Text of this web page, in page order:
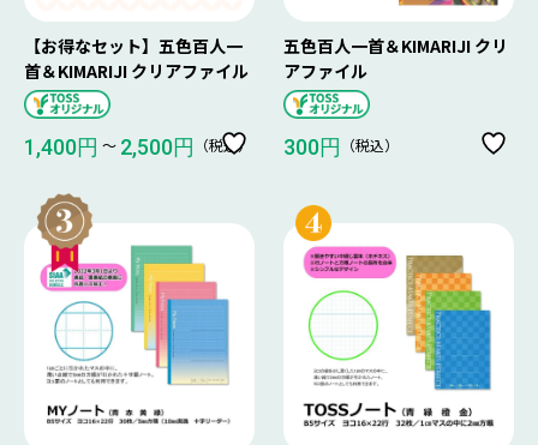
【お得なセット】五色百人一
首＆KIMARIJI クリアファイル
1,400円 〜 2,500円 （税込）
五色百人一首＆KIMARIJI クリ
アファイル
300円 （税込）